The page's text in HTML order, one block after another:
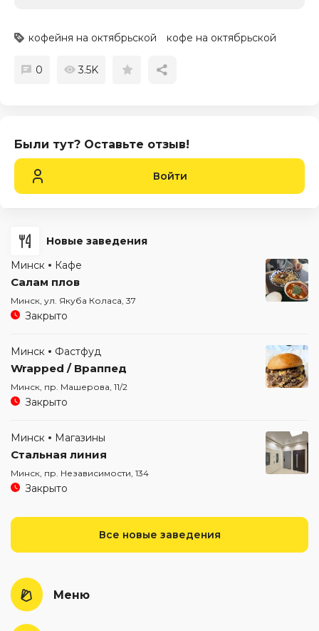
Меню
кофейня на октябрьской кофе на октябрьской
0 3.5K
Были тут? Оставьте отзыв!
Войти
Новые заведения
Минск
Кафе
Салам плов
Минск, ул. Якуба Коласа, 37
Закрыто
Минск Фастфуд
Wrapped / Враппед
Минск, пр. Машерова, 11/2
Закрыто
Минск Магазины
Стальная линия
Минск, пр. Независимости, 134
Закрыто
Все новые заведения